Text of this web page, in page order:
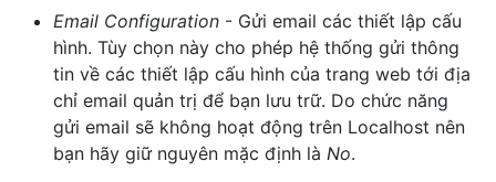
Email Configuration - Gửi email các thiết lập cấu
hình. Tùy chọn này cho phép hệ thống gửi thông
tin về các thiết lập cấu hình của trang web tới địa
chỉ email quản trị để bạn lưu trữ. Do chức năng
gửi email sẽ không hoạt động trên Localhost nên
bạn hãy giữ nguyên mặc định là No.